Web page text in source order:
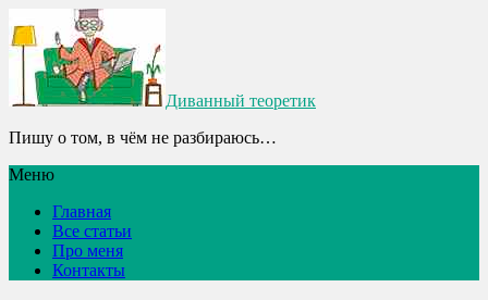
Диванный теоретик
Пишу о том, в чём не разбираюсь…
Меню
Главная
Все статьи
Про меня
Контакты